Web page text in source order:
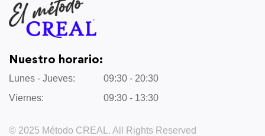
Nuestro horario:
Lunes - Jueves:
09:30 - 20:30
Viernes:
09:30 - 13:30
© 2025 Método CREAL. All Rights Reserved